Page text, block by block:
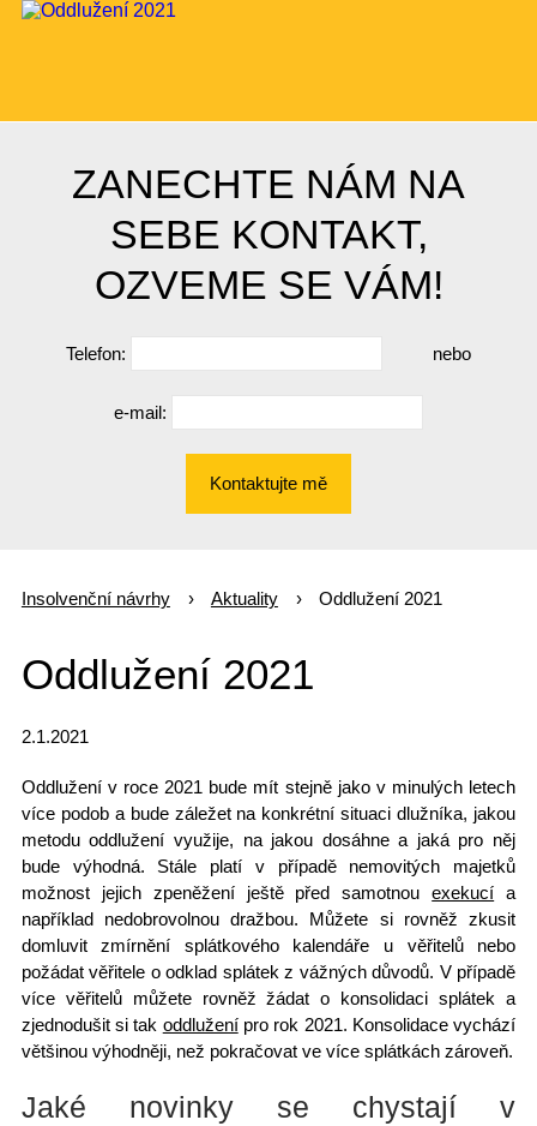
ZANECHTE NÁM NA
SEBE KONTAKT,
OZVEME SE VÁM!
Telefon: nebo
e-mail:
Kontaktujte mě
Insolvenční návrhy Aktuality Oddlužení 2021
Oddlužení 2021
2.1.2021
Oddlužení v roce 2021 bude mít stejně jako v minulých letech
více podob a bude záležet na konkrétní situaci dlužníka, jakou
metodu oddlužení využije, na jakou dosáhne a jaká pro něj
bude výhodná. Stále platí v případě nemovitých majetků
možnost jejich zpeněžení ještě před samotnouexekucí a
například nedobrovolnou dražbou. Můžete si rovněž zkusit
domluvitzmírnění splátkového kalendáře u věřitelů nebo
požádat věřitele o odklad splátek z vážných důvodů. V případě
více věřitelů můžete rovněž žádat o konsolidaci splátek a
zjednodušit si tak oddluženípro rok 2021. Konsolidacevychází
většinou výhodněji, než pokračovat ve více splátkách zároveň.
Jaké novinky se chystají v